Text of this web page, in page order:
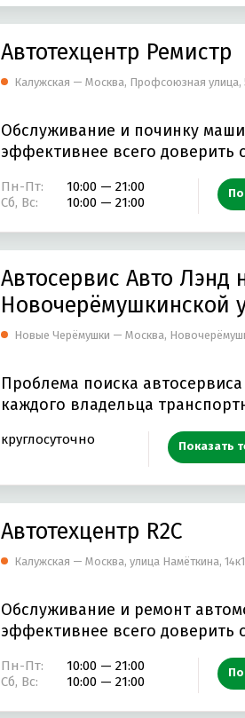
Автотехцентр Ремистр
Калужская — Москва, Профсоюзная улица,
Обслуживание и починку
эффективнее всего
Пн-Пт:
10:00 — 21:00
Сб, Вс:
10:00 — 21:00
Автосервис Авто Лэнд
Новочерёмушкинской
Новые Черёмушки — Москва,
Проблема поиска
каждого владельца
круглосуточно Показать
Автотехцентр R2C
Калужская — Москва, улица Намёткина, 14к1
Обслуживание и ремонт
эффективнее всего
Пн-Пт:
10:00 — 21:00
Сб, Вс:
10:00 — 21:00